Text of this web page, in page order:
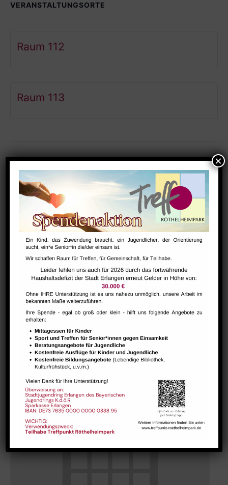
VERANSTALTUNGSORTE
Raum 112
Raum 113
Hausaufgabenbetreuung (nicht während der Ferien)
August 10 @ 13:30 - 15:00